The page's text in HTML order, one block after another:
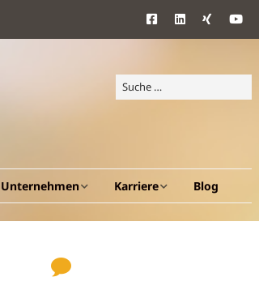
Unternehmen
Vision und Ziele
Karriere
Benefits
Blog